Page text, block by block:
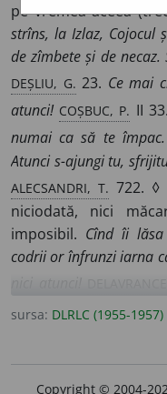
pe vremea aceea
strîns, la Izlaz, Cojocul
de zîmbete și de
DEȘLIU, G. 23. Ce mai
atunci! COȘBUC, P. II
numai ca să te împac.
Atunci s-ajungi tu,
ALECSANDRI, T. 722. ◊
niciodată, nici
imposibil. Cînd îi lăsa
codrii or înfrunzi iarna
ceafa; atunci și nici
cu condeiul. DEȘLIU, G.
sursa: DLRLC (1955-1957)
Copyright © 2004-